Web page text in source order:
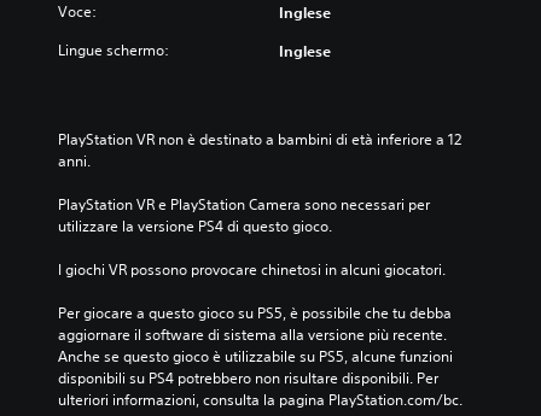
Voce: Inglese
Lingue schermo: Inglese
PlayStation VR non è destinato a bambini di età inferiore a 12
anni.
PlayStation VR e PlayStation Camera sono necessari per
utilizzare la versione PS4 di questo gioco.
I giochi VR possono provocare chinetosi in alcuni giocatori.
Per giocare a questo gioco su PS5, è possibile che tu debba
aggiornare il software di sistema alla versione più recente.
Anche se questo gioco è utilizzabile su PS5, alcune funzioni
disponibili su PS4 potrebbero non risultare disponibili. Per
ulteriori informazioni, consulta la pagina PlayStation.com/bc.